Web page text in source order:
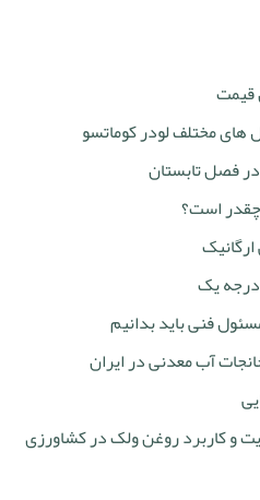
قیمت
های مختلف لودر کوماتسو
در فصل تابستان
چقدر است؟
درجه یک
فنی باید بدانیم
آب معدنی در ایران